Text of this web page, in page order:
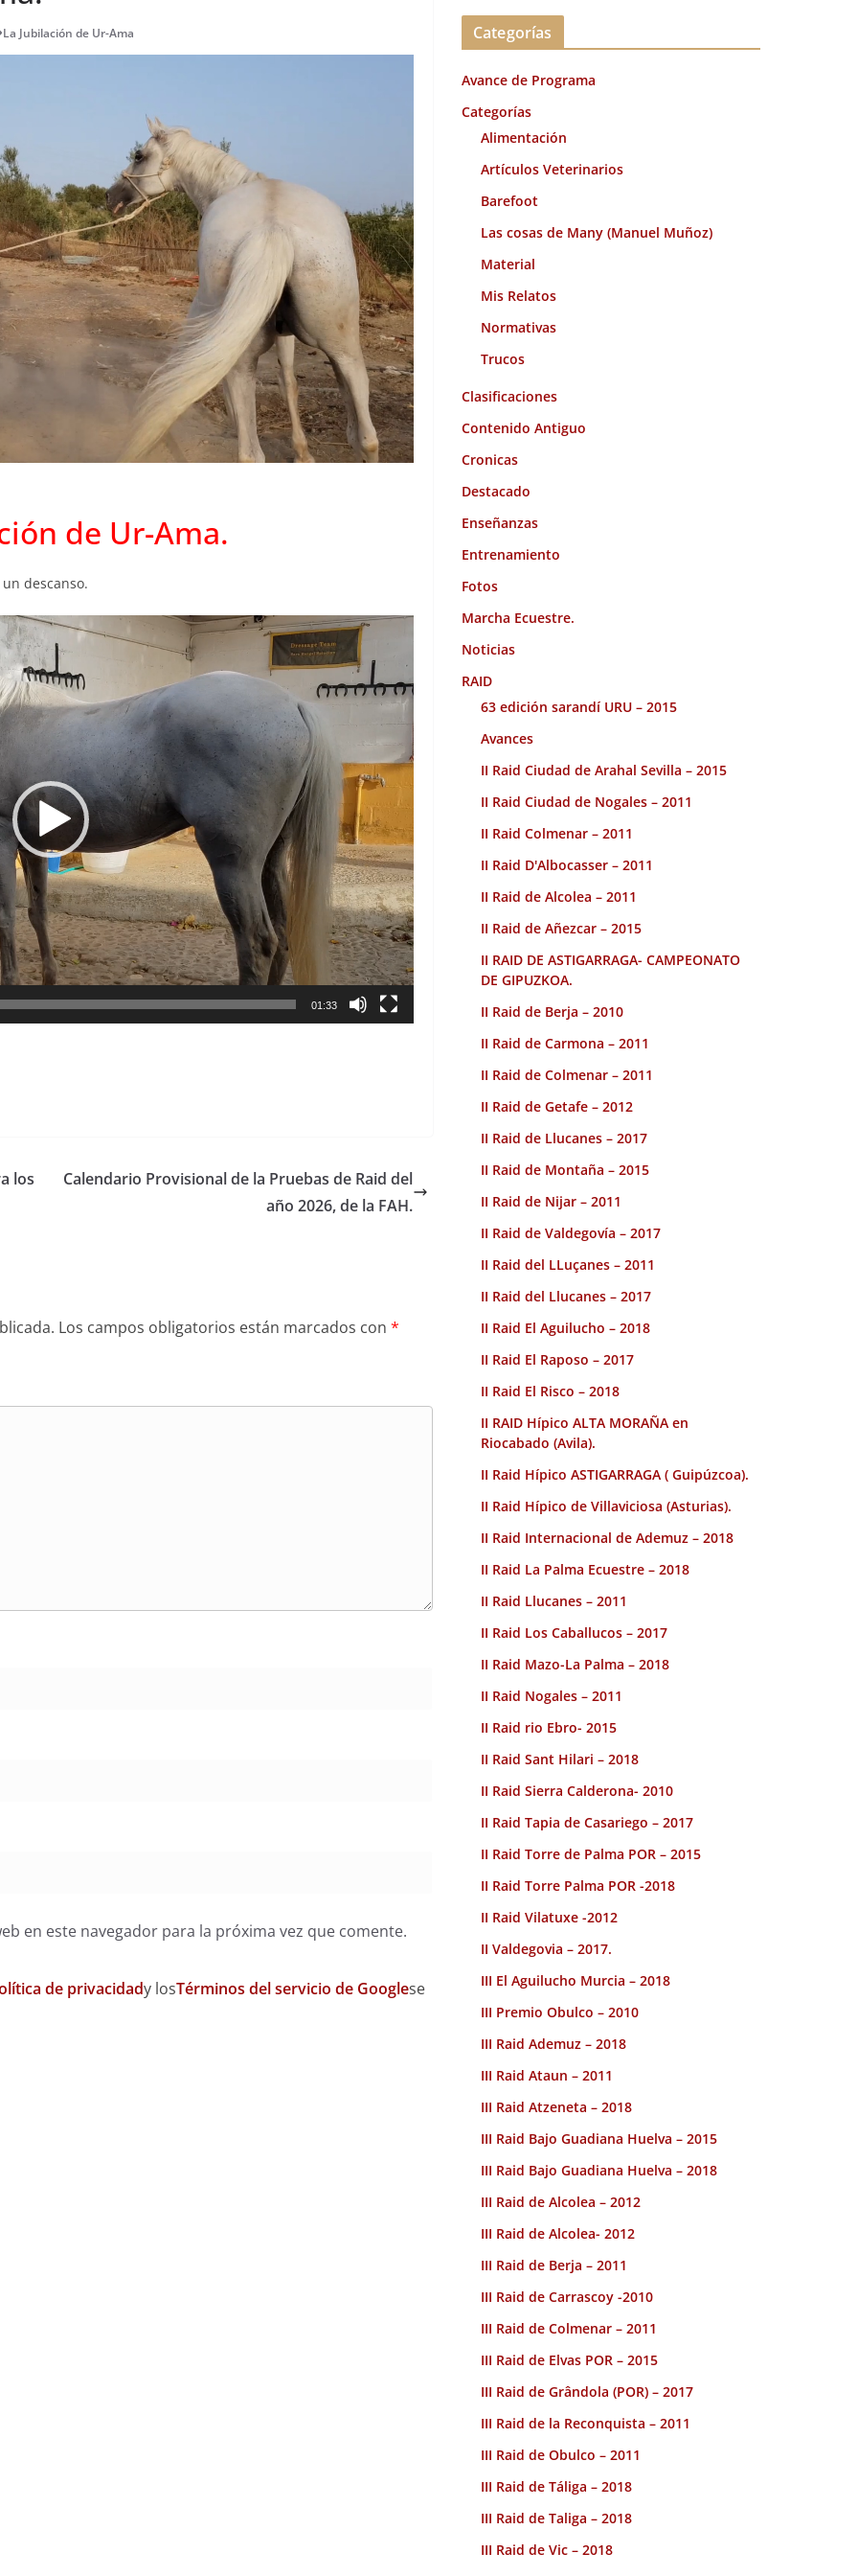
La Jubilación de Ur-Ama
de Ur-Ama.
descanso.
01:33
los
Calendario Provisional de la Pruebas de Raid del
año 2026, de la FAH.
Los campos obligatorios están marcados con *
en este navegador para la próxima vez que comente.
de privacidady losTérminos del servicio de Googlese
c
v
o
Categorías
Avance de Programa
Categorías
Alimentación
Artículos Veterinarios
Barefoot
Las cosas de Many (Manuel Muñoz)
Material
Mis Relatos
Normativas
Trucos
Clasificaciones
Contenido Antiguo
Cronicas
Destacado
Enseñanzas
Entrenamiento
Fotos
Marcha Ecuestre.
Noticias
RAID
63 edición sarandí URU – 2015
Avances
II Raid Ciudad de Arahal Sevilla – 2015
II Raid Ciudad de Nogales – 2011
II Raid Colmenar – 2011
II Raid D'Albocasser – 2011
II Raid de Alcolea – 2011
II Raid de Añezcar – 2015
II RAID DE ASTIGARRAGA- CAMPEONATO
DE GIPUZKOA.
II Raid de Berja – 2010
II Raid de Carmona – 2011
II Raid de Colmenar – 2011
II Raid de Getafe – 2012
II Raid de Llucanes – 2017
II Raid de Montaña – 2015
II Raid de Nijar – 2011
II Raid de Valdegovía – 2017
II Raid del LLuçanes – 2011
II Raid del Llucanes – 2017
II Raid El Aguilucho – 2018
II Raid El Raposo – 2017
II Raid El Risco – 2018
II RAID Hípico ALTA MORAÑA en
Riocabado (Avila).
II Raid Hípico ASTIGARRAGA ( Guipúzcoa).
II Raid Hípico de Villaviciosa (Asturias).
II Raid Internacional de Ademuz – 2018
II Raid La Palma Ecuestre – 2018
II Raid Llucanes – 2011
II Raid Los Caballucos – 2017
II Raid Mazo-La Palma – 2018
II Raid Nogales – 2011
II Raid rio Ebro- 2015
II Raid Sant Hilari – 2018
II Raid Sierra Calderona- 2010
II Raid Tapia de Casariego – 2017
II Raid Torre de Palma POR – 2015
II Raid Torre Palma POR -2018
II Raid Vilatuxe -2012
II Valdegovia – 2017.
III El Aguilucho Murcia – 2018
III Premio Obulco – 2010
III Raid Ademuz – 2018
III Raid Ataun – 2011
III Raid Atzeneta – 2018
III Raid Bajo Guadiana Huelva – 2015
III Raid Bajo Guadiana Huelva – 2018
III Raid de Alcolea – 2012
III Raid de Alcolea- 2012
III Raid de Berja – 2011
III Raid de Carrascoy -2010
III Raid de Colmenar – 2011
III Raid de Elvas POR – 2015
III Raid de Grândola (POR) – 2017
III Raid de la Reconquista – 2011
III Raid de Obulco – 2011
III Raid de Táliga – 2018
III Raid de Taliga – 2018
III Raid de Vic – 2018